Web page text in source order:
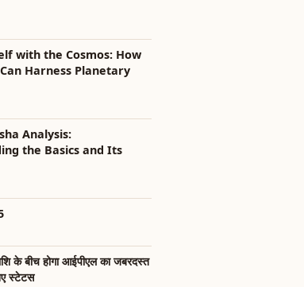
with the Cosmos: How
Harness Planetary
Analysis:
the Basics and Its
के बीच होगा आईपीएल का जबरदस्त
स्टेटस